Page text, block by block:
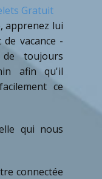
Gratuit
apprenez lui
vacance -
toujours
afin qu'il
ce
qui nous
connectée